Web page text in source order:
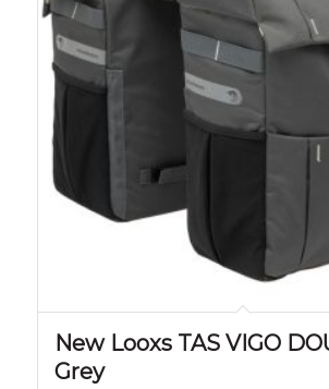
New Looxs TAS VIGO
Grey